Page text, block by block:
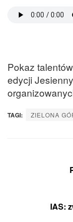
Pokaz
edycji
TAGI: ZIELONA
IAS: